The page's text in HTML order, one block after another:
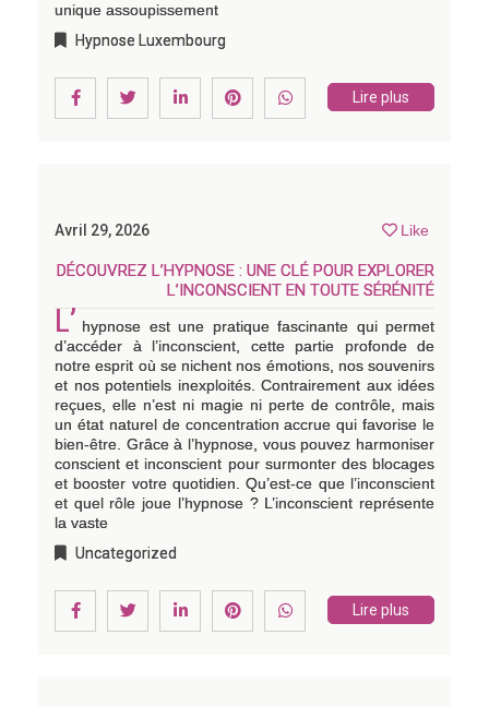
unique assoupissement
Hypnose Luxembourg
Lire plus
Avril 29, 2026 Like
DÉCOUVREZ L’HYPNOSE : UNE CLÉ POUR EXPLORER
L’INCONSCIENT EN TOUTE SÉRÉNITÉ
L’ hypnose est une pratique fascinante qui permet
d’accéder à l’inconscient, cette partie profonde de
notre esprit où se nichent nos émotions, nos souvenirs
et nos potentiels inexploités. Contrairement aux idées
reçues, elle n’est ni magie ni perte de contrôle, mais
un état naturel de concentration accrue qui favorise le
bien-être. Grâce à l’hypnose, vous pouvez harmoniser
conscient et inconscient pour surmonter des blocages
et booster votre quotidien. Qu’est-ce que l’inconscient
et quel rôle joue l’hypnose ? L’inconscient représente
la vaste
Uncategorized
Lire plus